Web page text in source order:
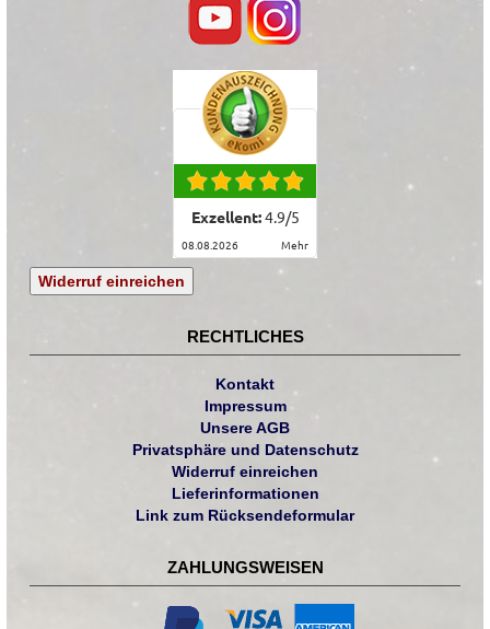
Exzellent:4.9/5
08.08.2026 mehr
Widerruf einreichen
RECHTLICHES
Kontakt
Impressum
Unsere AGB
Privatsphäre und Datenschutz
Widerruf einreichen
Lieferinformationen
Link zum Rücksendeformular
ZAHLUNGSWEISEN